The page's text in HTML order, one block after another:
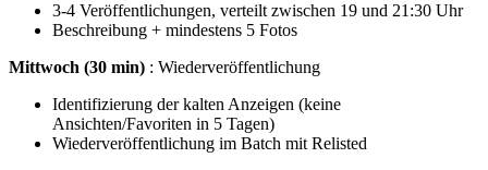
3-4 Veröffentlichungen, verteilt zwischen 19 und 21:30 Uhr
Beschreibung + mindestens 5 Fotos
Mittwoch (30 min) : Wiederveröffentlichung
Identifizierung der kalten Anzeigen (keine
Ansichten/Favoriten in 5 Tagen)
Wiederveröffentlichung im Batch mit Relisted